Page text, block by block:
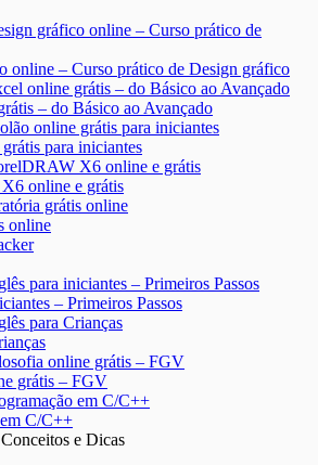
online – Curso prático de Design gráfico
– do Básico ao Avançado
para iniciantes
online e grátis
online
– Primeiros Passos
grátis – FGV
C/C++